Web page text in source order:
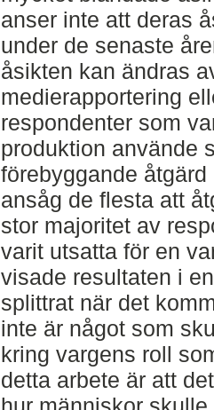
anser inte att deras
under de senaste
åsikten kan ändras
medierapportering
respondenter som
produktion använde
förebyggande
ansåg de flesta att
stor majoritet av
varit utsatta för en
visade resultaten i
splittrat när det
inte är något som
kring vargens roll
detta arbete är att